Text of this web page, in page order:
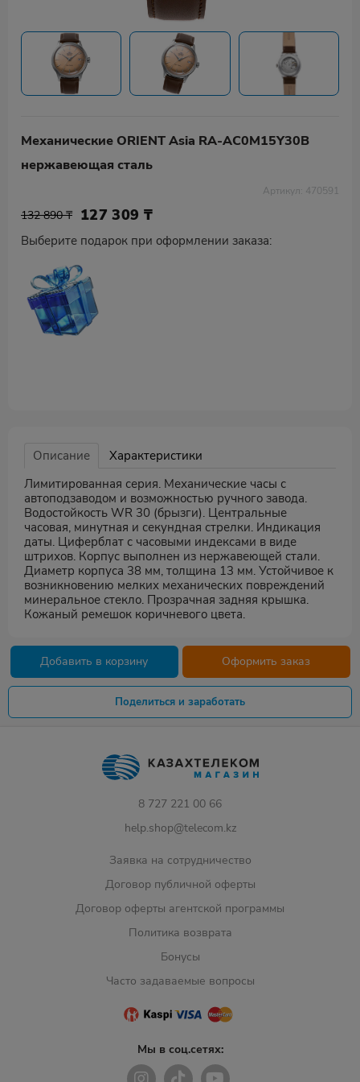
Механические ORIENT Asia RA-AC0M15Y30B
нержавеющая сталь
Артикул: 470591
132 890 ₸ 127 309 ₸
Выберите подарок при оформлении заказа:
Описание
Характеристики
Лимитированная серия. Механические часы с
автоподзаводом и возможностью ручного завода.
Водостойкость WR 30 (брызги). Центральные
часовая, минутная и секундная стрелки. Индикация
даты. Циферблат с часовыми индексами в виде
штрихов. Корпус выполнен из нержавеющей стали.
Диаметр корпуса 38 мм, толщина 13 мм. Устойчивое к
возникновению мелких механических повреждений
минеральное стекло. Прозрачная задняя крышка.
Кожаный ремешок коричневого цвета.
Добавить в корзину Оформить заказ
Поделиться и заработать
8 727 221 00 66
help.shop@telecom.kz
Заявка на сотрудничество
Договор публичной оферты
Договор оферты агентской программы
Политика возврата
Бонусы
Часто задаваемые вопросы
Мы в соц.сетях: